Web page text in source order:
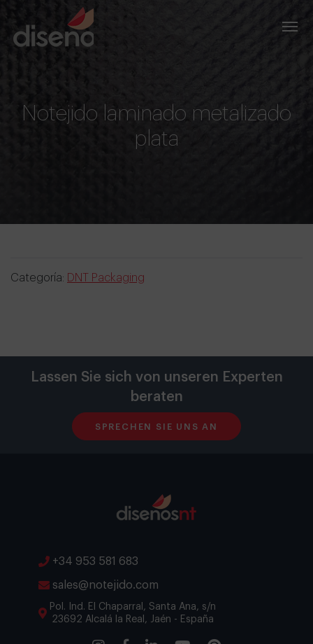
Notejido laminado metalizado
plata
Categoría: DNT Packaging
Lassen Sie sich von unseren Experten
beraten
SPRECHEN SIE UNS AN
+34 953 581 683
sales@notejido.com
Pol. Ind. El Chaparral, Santa Ana, s/n
23692 Alcalá la Real, Jaén - España